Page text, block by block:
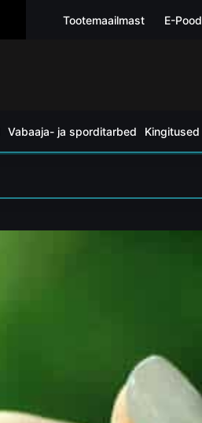
Tootemaailmast E-Pood
Vabaaja- ja sporditarbed Kingitused